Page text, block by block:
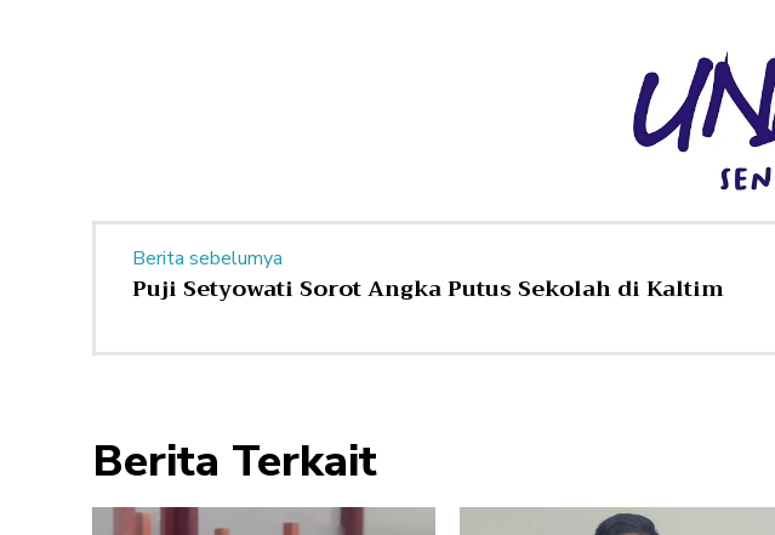
Berita sebelumya
Puji Setyowati Sorot Angka Putus Sekolah di Kaltim
Berita Terkait